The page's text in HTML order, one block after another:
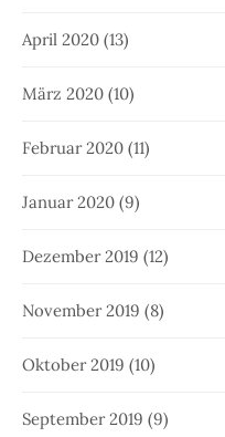
April 2020 (13)
März 2020 (10)
Februar 2020 (11)
Januar 2020 (9)
Dezember 2019 (12)
November 2019 (8)
Oktober 2019 (10)
September 2019 (9)